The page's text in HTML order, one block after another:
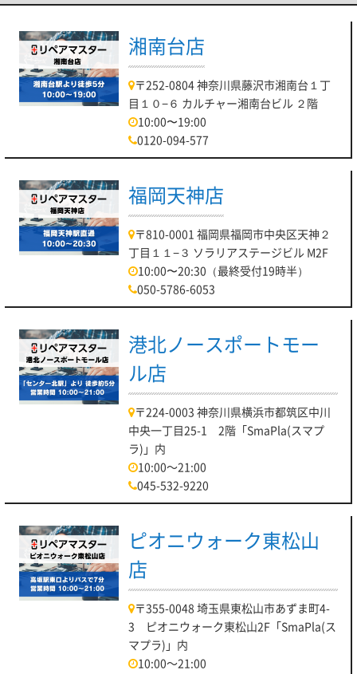
湘南台店
〒252-0804 神奈川県藤沢市湘南台１丁
目１０−６ カルチャー湘南台ビル ２階
10:00〜19:00
0120-094-577
福岡天神店
〒810-0001 福岡県福岡市中央区天神２
丁目１１−３ ソラリアステージビル M2F
10:00〜20:30（最終受付19時半）
050-5786-6053
港北ノースポートモー
ル店
〒224-0003 神奈川県横浜市都筑区中川
中央一丁目25-1 2階「SmaPla(スマプ
ラ)」内
10:00～21:00
045-532-9220
ピオニウォーク東松山
店
〒355-0048 埼玉県東松山市あずま町4-
3 ピオニウォーク東松山2F「SmaPla(ス
マプラ)」内
10:00～21:00